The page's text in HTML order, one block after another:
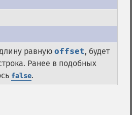
равную offset, будет
Ранее в подобных
false.